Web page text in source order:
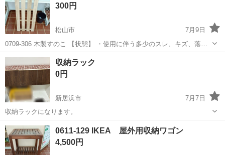
て...
300円
松山市
7月9日
0709-306 木製すのこ 【状態】 ・使用に伴う多少のスレ、キズ、落と
しきれない汚れなどございます ・詳細は現地でご確認ください ・お値
引きは出来かねますのでご了承願います ※中古品のため、状態につい
て...
愛媛 松山市 収納家具
収納ラック
0円
新居浜市
7月7日
収納ラックになります。
愛媛 新居浜市 ラック
0611-129 IKEA 屋外用収納ワゴン
4,500円